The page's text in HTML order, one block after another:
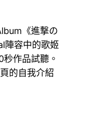
《進撃の
陣容中的歌姬
作品試聽。
的自我介紹